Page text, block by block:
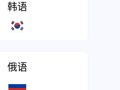
韩语
俄语